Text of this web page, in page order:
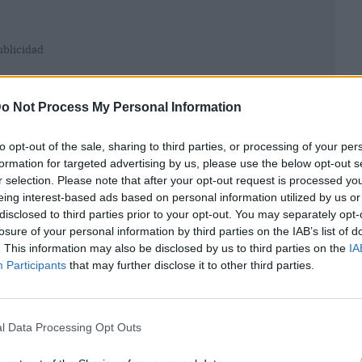
Not Process My Personal Information
opt-out of the sale, sharing to third parties, or processing of your
for targeted advertising by us, please use the below opt-out
selection. Please note that after your opt-out request is processed
interest-based ads based on personal information utilized by us
to third parties prior to your opt-out. You may separately
of your personal information by third parties on the IAB’s list of
This information may also be disclosed by us to third parties on the
Participants that may further disclose it to other third parties.
Data Processing Opt Outs
Joan Clos, ha resaltado que el primer
ampliar el mercado del alquiler en